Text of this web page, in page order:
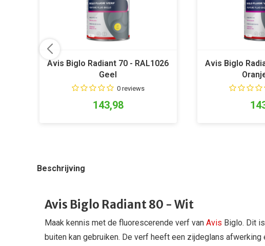
Avis Biglo Radiant 70 - RAL1026
Geel
0 reviews
143,98
Avis Biglo
Beschrijving
Avis Biglo Radiant 80 - Wit
Maak kennis met de fluorescerende verf van Avis Biglo. Dit
buiten kan gebruiken. De verf heeft een zijdeglans